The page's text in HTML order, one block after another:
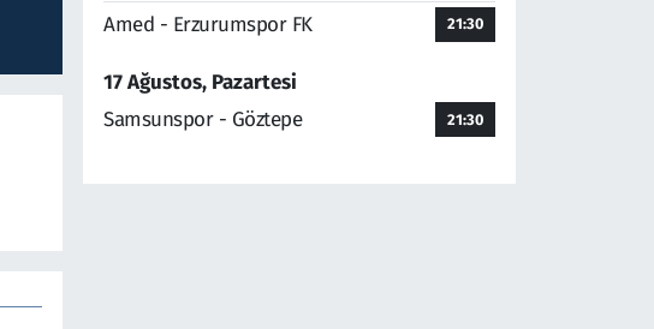
Amed - Erzurumspor FK 21:30
17 Ağustos, Pazartesi
Samsunspor - Göztepe
21:30